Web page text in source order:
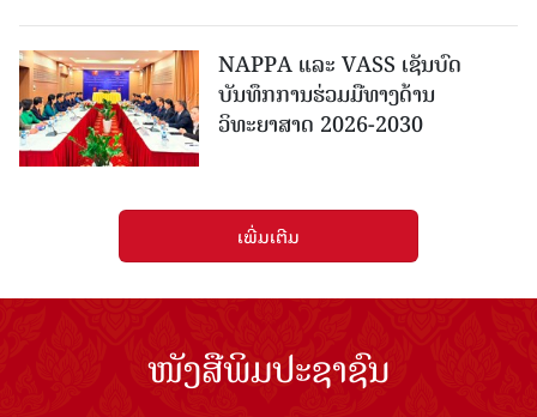
NAPPA ແລະ VASS ເຊັນບົດ
ບັນທຶກການຮ່ວມມືທາງດ້ານ
ວິທະຍາສາດ 2026-2030
ເພີ່ມເຕີມ
ໜັງສືພິມປະຊາຊົນ